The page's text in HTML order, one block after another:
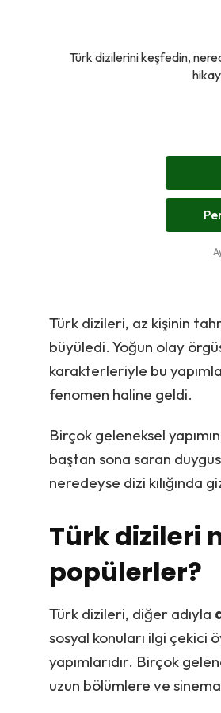
Türk dizilerini keşfedin,
Türk dizileri, az kişinin
büyüledi. Yoğun olay
karakterleriyle bu
fenomen haline geldi.
Birçok geleneksel
baştan sona saran
neredeyse dizi kılığında
Türk dizileri
popülerler?
Türk dizileri, diğer adıyla
sosyal konuları ilgi çekici
yapımlarıdır. Birçok
uzun bölümlere ve